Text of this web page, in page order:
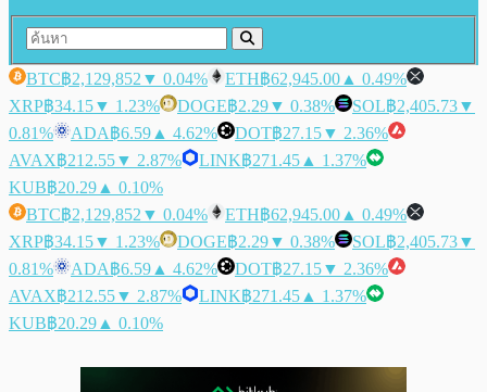
BTC฿2,129,852 ▼ 0.04% ETH฿62,945.00 ▲ 0.49%
XRP฿34.15▼ 1.23% DOGE฿2.29▼ 0.38% SOL฿2,405.73▼
0.81%
ADA฿6.59 ▲ 4.62% DOT฿27.15▼ 2.36%
AVAX฿212.55▼ 2.87% LINK฿271.45 ▲ 1.37%
KUB฿20.29 ▲ 0.10%
BTC฿2,129,852 ▼ 0.04% ETH฿62,945.00 ▲ 0.49%
XRP฿34.15▼ 1.23% DOGE฿2.29▼ 0.38% SOL฿2,405.73▼
0.81%
ADA฿6.59 ▲ 4.62% DOT฿27.15▼ 2.36%
AVAX฿212.55▼ 2.87% LINK฿271.45 ▲ 1.37%
KUB฿20.29 ▲ 0.10%